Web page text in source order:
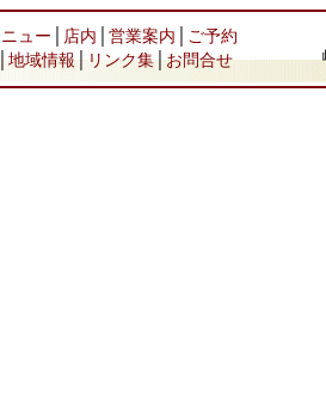
ュー 店内 営業案内
ご予約
│地域情報 リンク集│お問合せ